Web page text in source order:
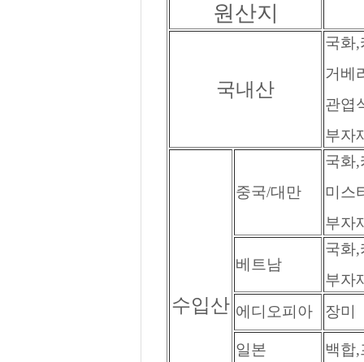
원산지
국내산
국화
거베
관엽
부자
수입산
중국/대만
국화
미스
부자
베트남
국화
부자
에디오피아
장미
일본 백합